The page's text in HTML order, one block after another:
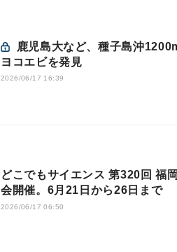
ヨコエビを発見
2026/06/17 16:39
どこでもサイエンス 第320回 福
会開催。6月21日から26日まで
2026/06/17 06:50